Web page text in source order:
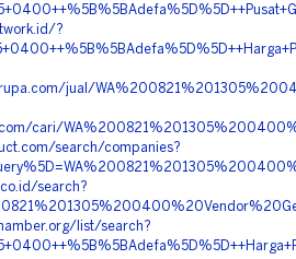
?
jual/
cari/
search/companies?
search?
list/search?